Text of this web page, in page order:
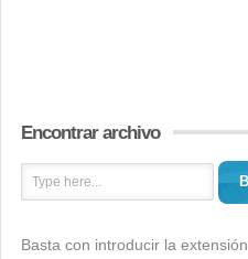
Encontrar archivo
Basta con introducir la